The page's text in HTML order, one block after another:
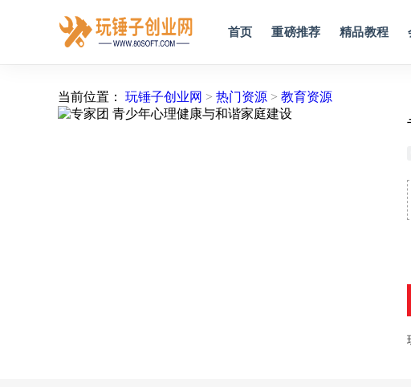
首页 重磅推荐 精品教程
当前位置： 玩锤子创业网 > 热门资源 > 教育资源